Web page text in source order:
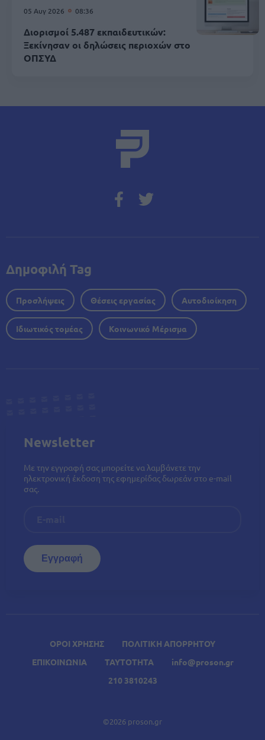
05 Αυγ 2026 08:36
Διορισμοί 5.487 εκπαιδευτικών:
Ξεκίνησαν οι δηλώσεις περιοχών στο
ΟΠΣΥΔ
ΟΡΟΙ ΧΡΗΣΗΣ
ΠΟΛΙΤΙΚΗ ΑΠΟΡΡΗΤΟΥ
ΕΠΙΚΟΙΝΩΝΙΑ
ΤΑΥΤΟΤΗΤΑ
info@proson.gr
210 3810243
©2026 proson.gr
Δημοφιλή Tag
Προσλήψεις Θέσεις εργασίας Αυτοδιοίκηση
Ιδιωτικός τομέας Κοινωνικό Μέρισμα
Newsletter
Με την εγγραφή σας μπορείτε να λαμβάνετε την
ηλεκτρονική έκδοση της εφημερίδας δωρεάν στο e-mail
σας.